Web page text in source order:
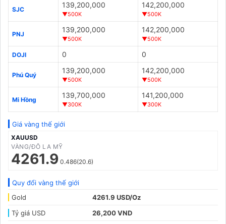
SJC
139,200,000
▼500K
142,200,000
▼500K
PNJ
139,200,000
▼500K
142,200,000
▼500K
DOJI 0 0
Phú Quý
139,200,000
▼500K
142,200,000
▼500K
Mi Hồng
139,700,000
▼300K
141,200,000
▼300K
Giá vàng thế giới
XAUUSD
VÀNG/ĐÔ LA MỸ
4261.9 0.486(20.6)
Quy đổi vàng thế giới
Gold
4261.9 USD/Oz
Tỷ giá USD
26,200 VND